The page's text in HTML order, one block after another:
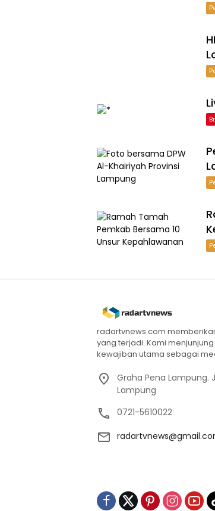
radartvnews.com
yang terjadi. Kami
kewajiban utama sebagai
Graha Pena Lampung.
Lampung
0721-5610022